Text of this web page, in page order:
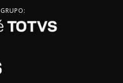
GRUPO: